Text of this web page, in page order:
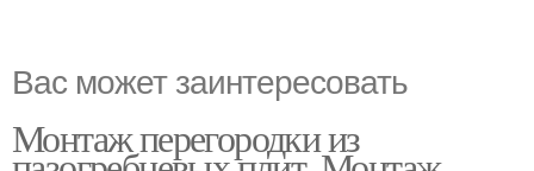
Вас может заинтересовать
Монтаж перегородки из